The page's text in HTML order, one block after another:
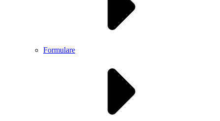
Formulare